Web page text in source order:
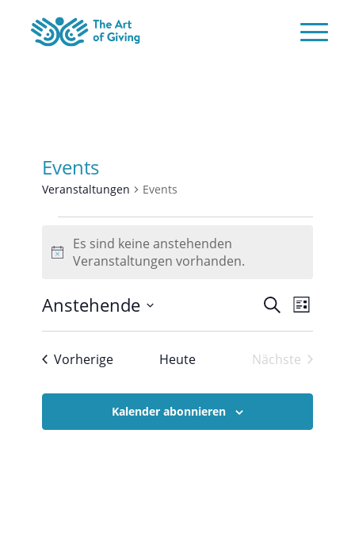
Events
Veranstaltungen Events
Hinweis
Es sind keine anstehenden
Veranstaltungen vorhanden.
Suche
und
SucheListe
Anstehende
Datum
VorherigeVeranstaltungen
Heute
Nächste
Kalender abonnieren